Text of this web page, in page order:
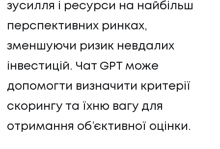
зусилля і ресурси на найбільш
перспективних ринках,
зменшуючи ризик невдалих
інвестицій. Чат GPT може
допомогти визначити критерії
скорингу та їхню вагу для
отримання об’єктивної оцінки.